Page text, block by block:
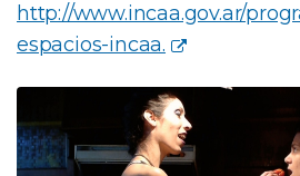
http://www.incaa.gov.ar/
espacios-incaa.